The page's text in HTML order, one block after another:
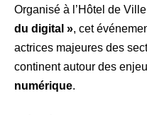
Organisé à l’Hôtel de
du digital », cet
actrices majeures des
continent autour des
numérique.